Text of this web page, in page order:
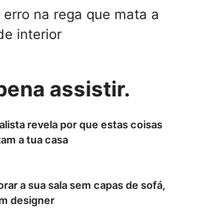
erro na rega que mata a
interior
assistir.
revela por que estas coisas
a tua casa
a sua sala sem capas de sofá,
designer